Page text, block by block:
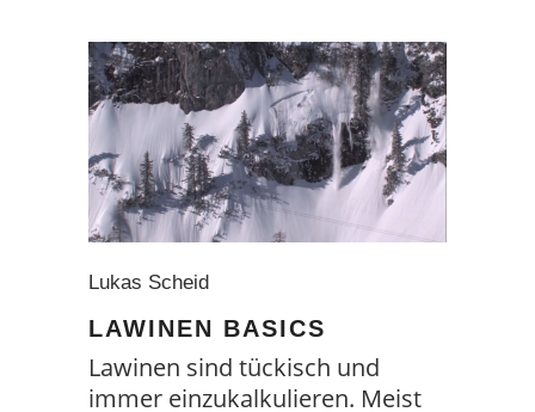
Lukas Scheid
LAWINEN BASICS
Lawinen sind tückisch und
immer einzukalkulieren. Meist